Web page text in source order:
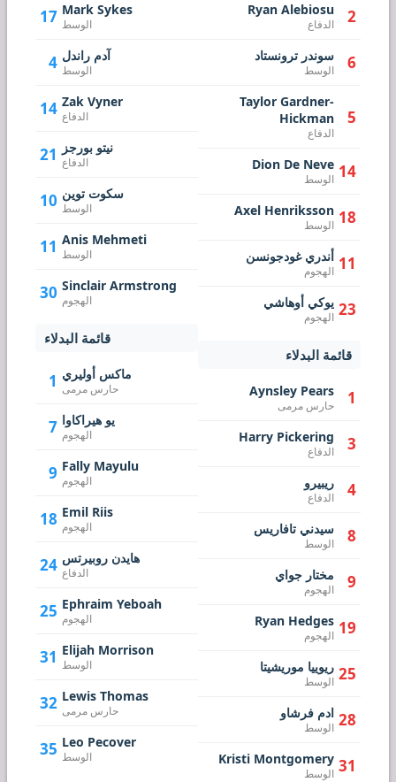
17 Mark Sykes
الوسط
4 آدم راندل
الوسط
14 Zak Vyner
الدفاع
21 نيتو بورجز
الدفاع
10 سكوت توين
الوسط
11 Anis Mehmeti
الوسط
30 Sinclair Armstrong
الهجوم
قائمة البدلاء
1 ماكس أوليري
حارس مرمى
7 يو هيراكاوا
الهجوم
9 Fally Mayulu
الهجوم
18 Emil Riis
الهجوم
24 هايدن روبيرتس
الدفاع
25 Ephraim Yeboah
الهجوم
31 Elijah Morrison
الوسط
32 Lewis Thomas
حارس مرمى
35 Leo Pecover
الوسط
2
Ryan Alebiosu
الدفاع
6 سوندر ترونستاد
الوسط
5
Taylor Gardner-
Hickman
الدفاع
14
Dion De Neve
الوسط
18
Axel Henriksson
الوسط
11 أندري غودجونسن
الهجوم
23 يوكي أوهاشي
الهجوم
قائمة البدلاء
1
Aynsley Pears
حارس مرمى
3
Harry Pickering
الدفاع
4 ريبيرو
الدفاع
8 سيدني تافاريس
الوسط
9 مختار جواي
الهجوم
19
Ryan Hedges
الهجوم
25 ريوييا موريشيتا
الوسط
28 ادم فرشاو
الوسط
31
Kristi Montgomery
الوسط